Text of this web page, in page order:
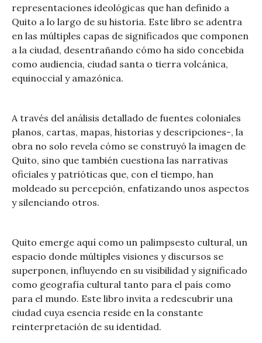
representaciones ideológicas que han definido a
Quito a lo largo de su historia. Este libro se adentra
en las múltiples capas de significados que componen
a la ciudad, desentrañando cómo ha sido concebida
como audiencia, ciudad santa o tierra volcánica,
equinoccial y amazónica.
A través del análisis detallado de fuentes coloniales
planos, cartas, mapas, historias y descripciones-, la
obra no solo revela cómo se construyó la imagen de
Quito, sino que también cuestiona las narrativas
oficiales y patrióticas que, con el tiempo, han
moldeado su percepción, enfatizando unos aspectos
y silenciando otros.
Quito emerge aquí como un palimpsesto cultural, un
espacio donde múltiples visiones y discursos se
superponen, influyendo en su visibilidad y significado
como geografía cultural tanto para el país como
para el mundo. Este libro invita a redescubrir una
ciudad cuya esencia reside en la constante
reinterpretación de su identidad.